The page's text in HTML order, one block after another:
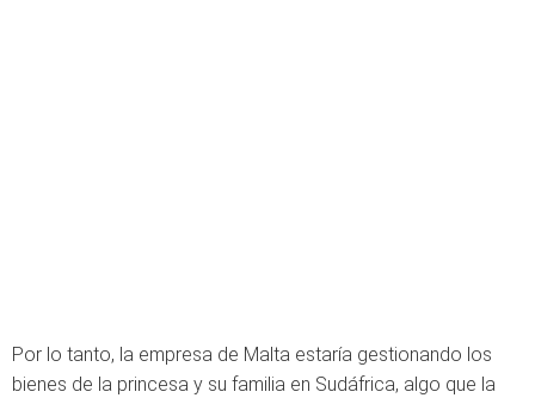
Por lo tanto, la empresa de Malta estaría gestionando los
bienes de la princesa y su familia en Sudáfrica, algo que la